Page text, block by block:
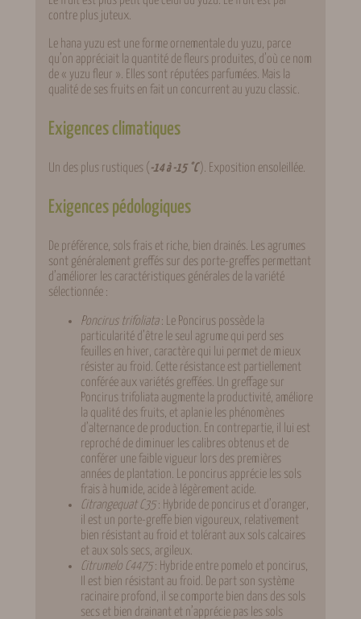
contre plus juteux.
Le hana yuzu est une forme ornementale du yuzu, parce
qu’on appréciait la quantité de fleurs produites, d’où ce nom
de « yuzu fleur ». Elles sont réputées parfumées. Mais la
qualité de ses fruits en fait un concurrent au yuzu classic.
Exigences climatiques
Un des plus rustiques ( -14 à -15 °C). Exposition ensoleillée.
Exigences pédologiques
De préférence, sols frais et riche, bien drainés. Les agrumes
sont généralement greffés sur des porte-greffes permettant
d’améliorer les caractéristiques générales de la variété
sélectionnée :
Poncirus trifoliata: Le Poncirus possède la
particularité d’être le seul agrume qui perd ses
feuilles en hiver, caractère qui lui permet de mieux
résister au froid. Cette résistance est partiellement
conférée aux variétés greffées. Un greffage sur
Poncirus trifoliata augmente la productivité, améliore
la qualité des fruits, et aplanie les phénomènes
d’alternance de production. En contrepartie, il lui est
reproché de diminuer les calibres obtenus et de
conférer une faible vigueur lors des premières
années de plantation. Le poncirus apprécie les sols
frais à humide, acide à légèrement acide.
Citrangequat C35: Hybride de poncirus et d’oranger,
il est un porte-greffe bien vigoureux, relativement
bien résistant au froid et tolérant aux sols calcaires
et aux sols secs, argileux.
Citrumelo C4475: Hybride entre pomelo et poncirus,
Il est bien résistant au froid. De part son système
racinaire profond, il se comporte bien dans des sols
secs et bien drainant et n’apprécie pas les sols